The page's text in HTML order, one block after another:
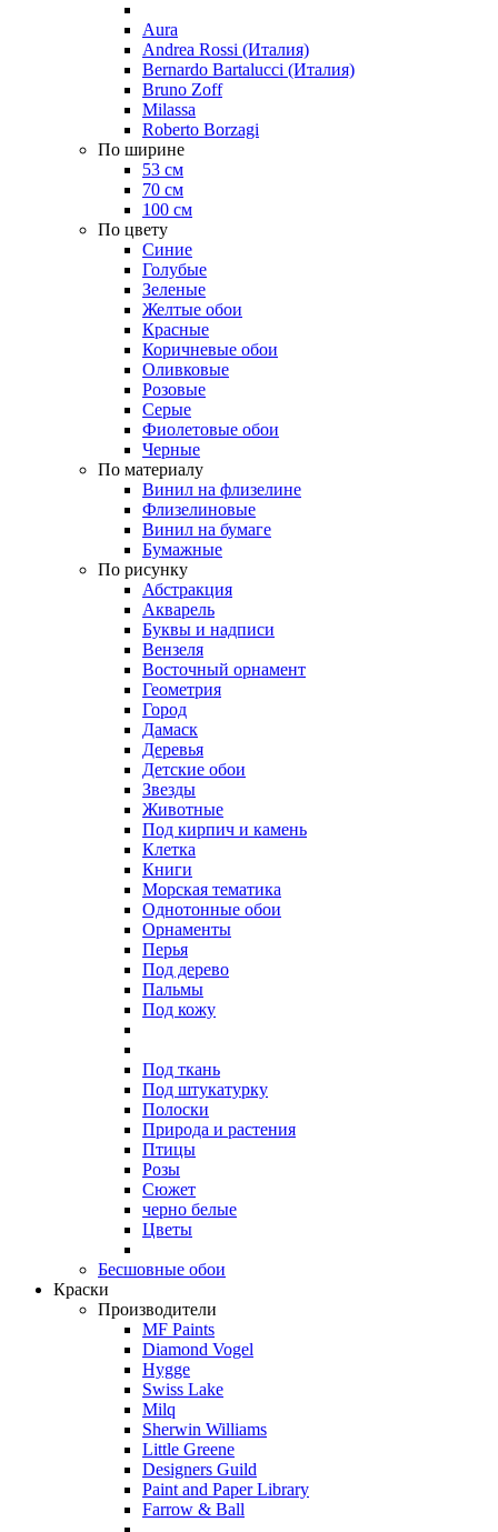
Aura
Andrea Rossi (Италия)
Bernardo Bartalucci (Италия)
Bruno Zoff
Milassa
Roberto Borzagi
По ширине
53 см
70 см
100 см
По цвету
Синие
Голубые
Зеленые
Желтые обои
Красные
Коричневые обои
Оливковые
Розовые
Серые
Фиолетовые обои
Черные
По материалу
Винил на флизелине
Флизелиновые
Винил на бумаге
Бумажные
По рисунку
Абстракция
Акварель
Буквы и надписи
Вензеля
Восточный орнамент
Геометрия
Город
Дамаск
Деревья
Детские обои
Звезды
Животные
Под кирпич и камень
Клетка
Книги
Морская тематика
Однотонные обои
Орнаменты
Перья
Под дерево
Пальмы
Под кожу
Под ткань
Под штукатурку
Полоски
Природа и растения
Птицы
Розы
Сюжет
черно белые
Цветы
Бесшовные обои
Краски
Производители
MF Paints
Diamond Vogel
Hygge
Swiss Lake
Milq
Sherwin Williams
Little Greene
Designers Guild
Paint and Paper Library
Farrow & Ball